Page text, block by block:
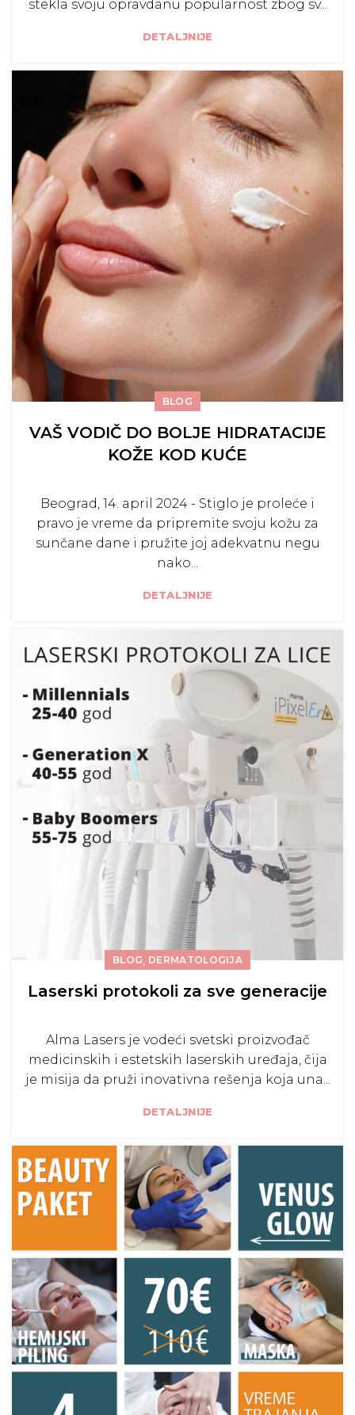
stekla svoju opravdanu popularnost zbog sv...
DETALJNIJE
BLOG
VAŠ VODIČ DO BOLJE HIDRATACIJE
KOŽE KOD KUĆE
Beograd, 14. april 2024 - Stiglo je proleće i
pravo je vreme da pripremite svoju kožu za
sunčane dane i pružite joj adekvatnu negu
nako...
DETALJNIJE
BLOG, DERMATOLOGIJA
Laserski protokoli za sve generacije
Alma Lasers je vodeći svetski proizvođač
medicinskih i estetskih laserskih uređaja, čija
je misija da pruži inovativna rešenja koja una...
DETALJNIJE